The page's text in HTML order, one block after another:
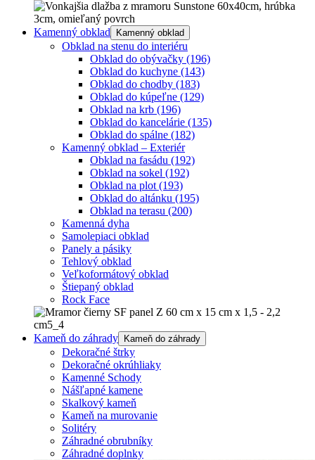
Kamenný obklad Kamenný obklad
Obklad na stenu do interiéru
Obklad do obývačky (196)
Obklad do kuchyne (143)
Obklad do chodby (183)
Obklad do kúpeľne (129)
Obklad na krb (196)
Obklad do kancelárie (135)
Obklad do spálne (182)
Kamenný obklad – Exteriér
Obklad na fasádu (192)
Obklad na sokel (192)
Obklad na plot (193)
Obklad do altánku (195)
Obklad na terasu (200)
Kamenná dyha
Samolepiaci obklad
Panely a pásiky
Tehlový obklad
Veľkoformátový obklad
Štiepaný obklad
Rock Face
Kameň do záhrady Kameň do záhrady
Dekoračné štrky
Dekoračné okrúhliaky
Kamenné Schody
Nášľapné kamene
Skalkový kameň
Kameň na murovanie
Solitéry
Záhradné obrubníky
Záhradné doplnky